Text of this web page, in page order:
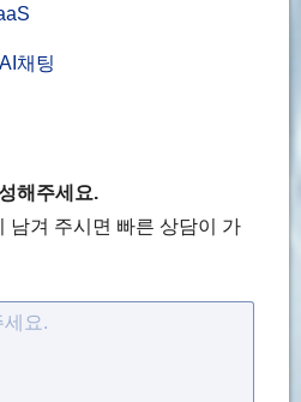
채팅
해주세요.
남겨 주시면 빠른 상담이 가
요.